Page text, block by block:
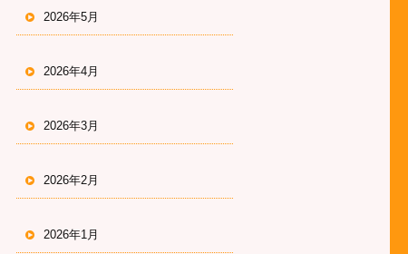
2026年5月
2026年4月
2026年3月
2026年2月
2026年1月